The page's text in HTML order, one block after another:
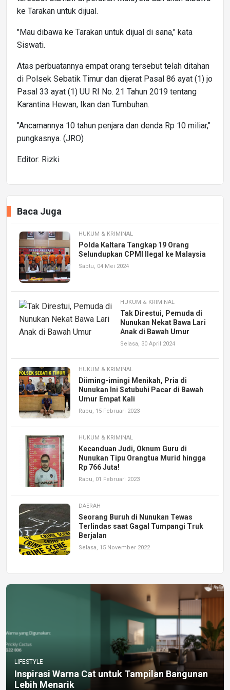
ke Tarakan untuk dijual.
"Mau dibawa ke Tarakan untuk dijual di sana," kata
Siswati.
Atas perbuatannya empat orang tersebut telah ditahan
di Polsek Sebatik Timur dan dijerat Pasal 86 ayat (1) jo
Pasal 33 ayat (1) UU RI No. 21 Tahun 2019 tentang
Karantina Hewan, Ikan dan Tumbuhan.
"Ancamannya 10 tahun penjara dan denda Rp 10 miliar,"
pungkasnya. (JRO)
Editor: Rizki
Baca Juga
HUKUM & KRIMINAL
Polda Kaltara Tangkap 19 Orang
Selundupkan CPMI Ilegal ke Malaysia
Sabtu, 04 Mei 2024
HUKUM & KRIMINAL
Tak Direstui, Pemuda di
Nunukan Nekat Bawa Lari
Anak di Bawah Umur
Selasa, 30 April 2024
HUKUM & KRIMINAL
Diiming-imingi Menikah, Pria di
Nunukan Ini Setubuhi Pacar di Bawah
Umur Empat Kali
Rabu, 15 Februari 2023
HUKUM & KRIMINAL
Kecanduan Judi, Oknum Guru di
Nunukan Tipu Orangtua Murid hingga
Rp 766 Juta!
Rabu, 01 Februari 2023
DAERAH
Seorang Buruh di Nunukan Tewas
Terlindas saat Gagal Tumpangi Truk
Berjalan
Selasa, 15 November 2022
LIFESTYLE
Inspirasi Warna Cat untuk Tampilan Bangunan
Lebih Menarik